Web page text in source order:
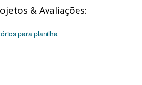
& Avaliações:
para planilha